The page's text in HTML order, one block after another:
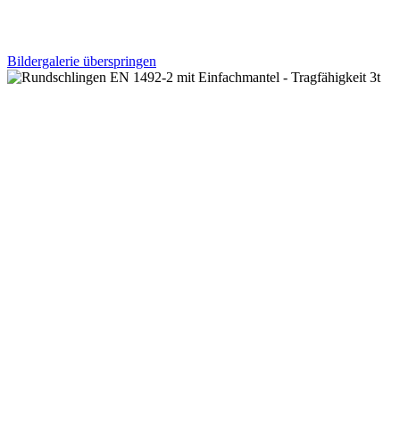
Bildergalerie überspringen